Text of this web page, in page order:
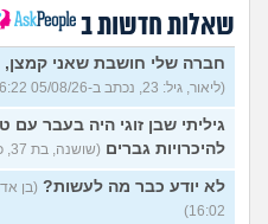
ומשתוללת (רק נכד, בן 28)
האם אח שלי מקנא/שונא את
אשתי?
(אורי, בן 33)
הבת שלי מדוכדכת שאני ואביה
מבוגרים... איך מתמודדים? (.,
בת 45)
יש לי אפוטרופוס ואני לא מבין
למה
(זורו, בן 40)
שאלות חדשות ב
חברה שלי חושבת שאני
(ליאור, גיל: 23, נכתב ב-05/08/26 16:22)
גיליתי שבן זוגי היה בעבר עם
להיכרויות גברים (שושנה, בת 37, כתבה ב-05/08/26 16:13)
לא יודע כבר מה לעשות?
16:02)